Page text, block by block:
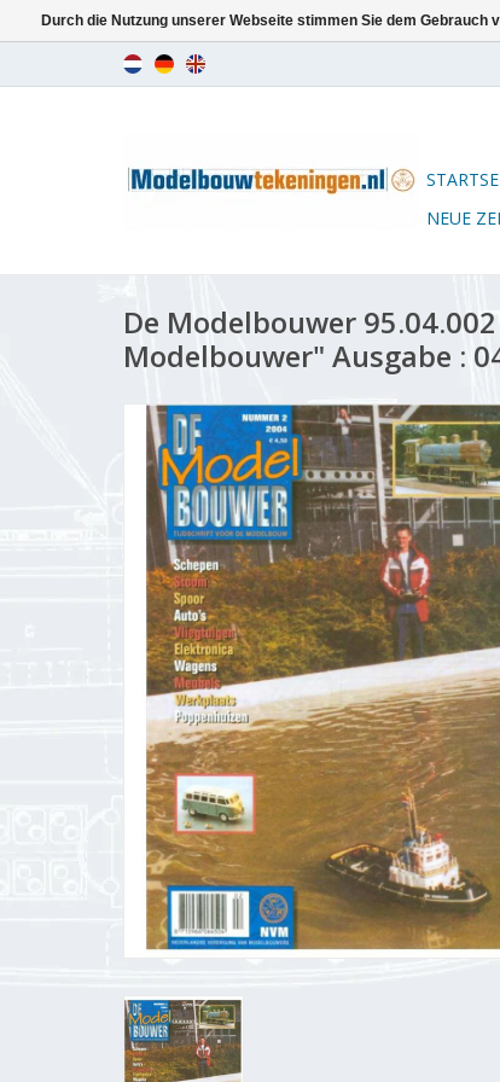
NEUE
De Modelbouwer
Modelbouwer" Ausgabe :
Durch die Nutzung unserer Webseite stimmen Sie dem Gebrauch